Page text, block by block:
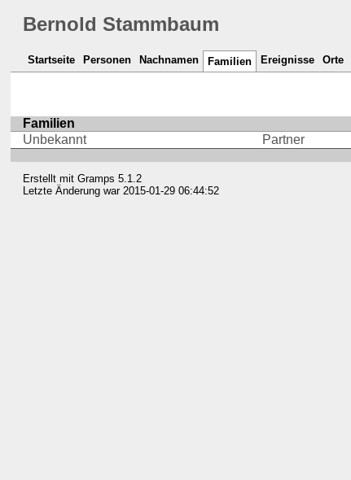
Bernold Stammbaum
Startseite Personen Nachnamen Familien Ereignisse Orte
Familien
Unbekannt
Partner
Erstellt mitGramps 5.1.2
Letzte Änderung war 2015-01-29 06:44:52